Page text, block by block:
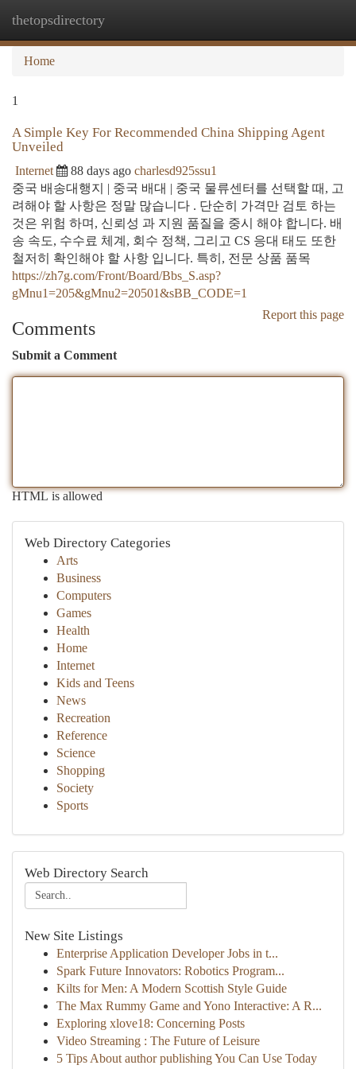
thetopsdirectory
Home
1
A Simple Key For Recommended China Shipping Agent
Unveiled
Internet 88 days ago charlesd925ssu1
중국 배송대행지 | 중국 배대 | 중국 물류센터를 선택할 때, 고
려해야 할 사항은 정말 많습니다 . 단순히 가격만 검토 하는
것은 위험 하며, 신뢰성 과 지원 품질을 중시 해야 합니다. 배
송 속도, 수수료 체계, 회수 정책, 그리고 CS 응대 태도 또한
철저히 확인해야 할 사항 입니다. 특히, 전문 상품 품목
https://zh7g.com/Front/Board/Bbs_S.asp?
gMnu1=205&gMnu2=20501&sBB_CODE=1
Report this page
Comments
Submit a Comment
HTML is allowed
Web Directory Categories
Arts
Business
Computers
Games
Health
Home
Internet
Kids and Teens
News
Recreation
Reference
Science
Shopping
Society
Sports
Web Directory Search
New Site Listings
Enterprise Application Developer Jobs in t...
Spark Future Innovators: Robotics Program...
Kilts for Men: A Modern Scottish Style Guide
The Max Rummy Game and Yono Interactive: A R...
Exploring xlove18: Concerning Posts
Video Streaming : The Future of Leisure
5 Tips About author publishing You Can Use Today